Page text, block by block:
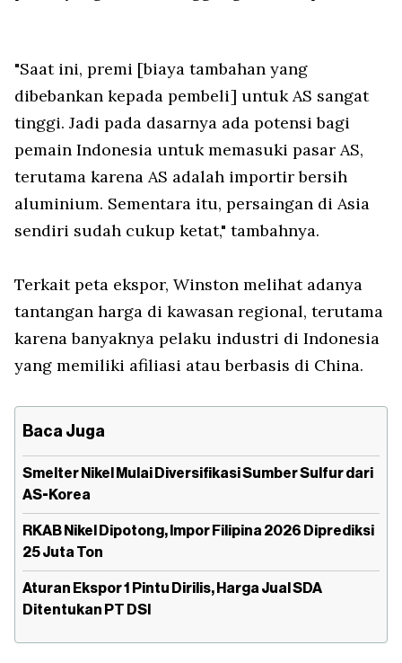
"Saat ini, premi [biaya tambahan yang
dibebankan kepada pembeli] untuk AS sangat
tinggi. Jadi pada dasarnya ada potensi bagi
pemain Indonesia untuk memasuki pasar AS,
terutama karena AS adalah importir bersih
aluminium. Sementara itu, persaingan di Asia
sendiri sudah cukup ketat," tambahnya.
Terkait peta ekspor, Winston melihat adanya
tantangan harga di kawasan regional, terutama
karena banyaknya pelaku industri di Indonesia
yang memiliki afiliasi atau berbasis di China.
Baca Juga
Smelter Nikel Mulai Diversifikasi Sumber Sulfur dari
AS-Korea
RKAB Nikel Dipotong, Impor Filipina 2026 Diprediksi
25 Juta Ton
Aturan Ekspor 1 Pintu Dirilis, Harga Jual SDA
Ditentukan PT DSI